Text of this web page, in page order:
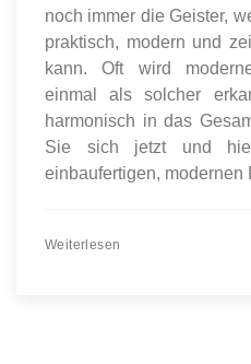
noch immer die Geister,
praktisch, modern und
kann. Oft wird
einmal als solcher
harmonisch in das
Sie sich jetzt und
einbaufertigen, modernen
Weiterlesen